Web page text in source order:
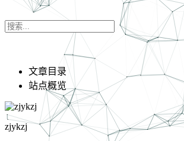
文章目录
站点概览
zjykzj